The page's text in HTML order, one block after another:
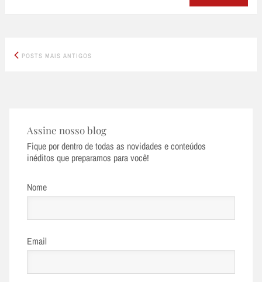
Posts
POSTS MAIS ANTIGOS
Assine nosso blog
Fique por dentro de todas as novidades e conteúdos
inéditos que preparamos para você!
Nome
Email